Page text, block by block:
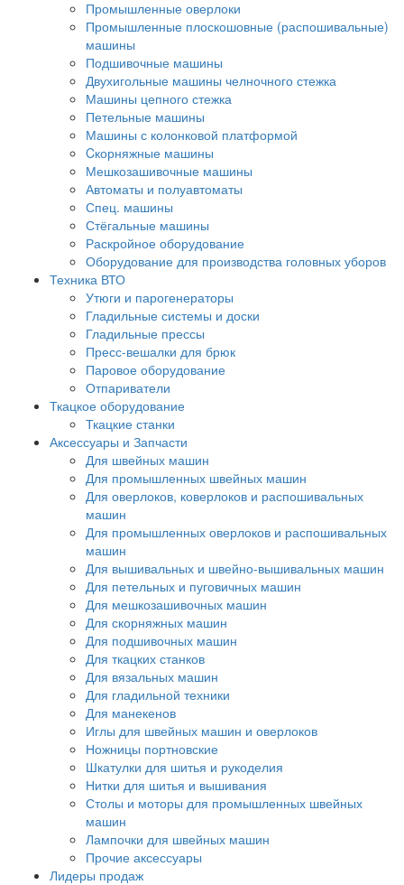
Промышленные оверлоки
Промышленные плоскошовные (распошивальные)
машины
Подшивочные машины
Двухигольные машины челночного стежка
Машины цепного стежка
Петельные машины
Машины с колонковой платформой
Cкорняжные машины
Мешкозашивочные машины
Автоматы и полуавтоматы
Спец. машины
Стёгальные машины
Раскройное оборудование
Оборудование для производства головных уборов
Техника ВТО
Утюги и парогенераторы
Гладильные системы и доски
Гладильные прессы
Пресс-вешалки для брюк
Паровое оборудование
Отпариватели
Ткацкое оборудование
Ткацкие станки
Аксессуары и Запчасти
Для швейных машин
Для промышленных швейных машин
Для оверлоков, коверлоков и распошивальных
машин
Для промышленных оверлоков и распошивальных
машин
Для вышивальных и швейно-вышивальных машин
Для петельных и пуговичных машин
Для мешкозашивочных машин
Для скорняжных машин
Для подшивочных машин
Для ткацких станков
Для вязальных машин
Для гладильной техники
Для манекенов
Иглы для швейных машин и оверлоков
Ножницы портновские
Шкатулки для шитья и рукоделия
Нитки для шитья и вышивания
Столы и моторы для промышленных швейных
машин
Лампочки для швейных машин
Прочие аксессуары
Лидеры продаж